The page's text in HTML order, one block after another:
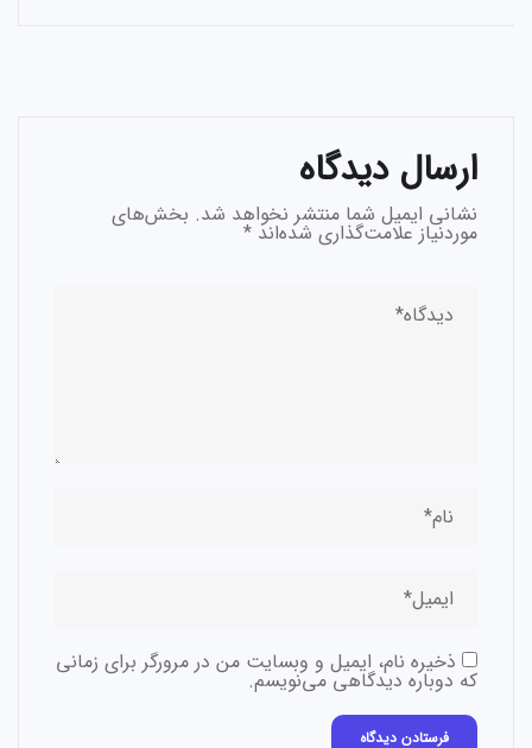
ارسال دیدگاه
نشانی ایمیل شما منتشر نخواهد شد. بخش‌های
موردنیاز علامت‌گذاری شده‌اند *
ذخیره نام، ایمیل و وبسایت من در مرورگر برای زمانی
که دوباره دیدگاهی می‌نویسم.